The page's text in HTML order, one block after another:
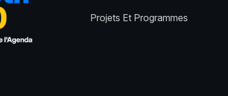
Projets Et Programmes